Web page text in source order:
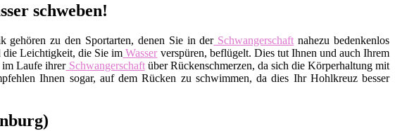
schweben!
gehören zu den Sportarten, denen Sie in derSchwangerschaft nahezu bedenkenlos
Leichtigkeit, die Sie im Wasserverspüren, beflügelt. Dies tut Ihnen und auch Ihrem
Laufe ihrerSchwangerschaftüber Rückenschmerzen, da sich die Körperhaltung mit
Ihnen sogar, auf dem Rücken zu schwimmen, da dies Ihr Hohlkreuz besser